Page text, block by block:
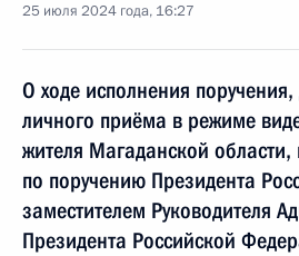
25 июля 2024 года, 16:27
О ходе исполнения
личного приёма в режиме
жителя Магаданской области,
по поручению Президента
заместителем Руководителя
Президента Российской